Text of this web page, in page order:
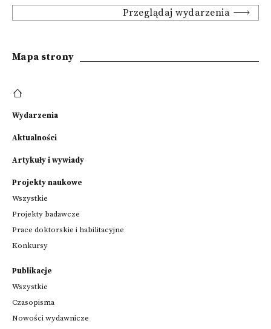
Przeglądaj wydarzenia
Mapa strony
Wydarzenia
Aktualności
Artykuły i wywiady
Projekty naukowe
Wszystkie
Projekty badawcze
Prace doktorskie i habilitacyjne
Konkursy
Publikacje
Wszystkie
Czasopisma
Nowości wydawnicze